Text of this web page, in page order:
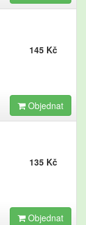
145 Kč
Objednat
135 Kč
Objednat